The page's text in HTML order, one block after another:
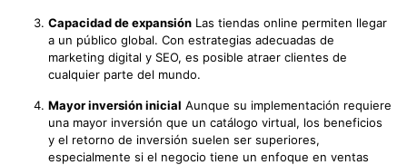
Capacidad de expansión Las tiendas online permiten llegar
a un público global. Con estrategias adecuadas de
marketing digital y SEO, es posible atraer clientes de
cualquier parte del mundo.
Mayor inversión inicial Aunque su implementación requiere
una mayor inversión que un catálogo virtual, los beneficios
y el retorno de inversión suelen ser superiores,
especialmente si el negocio tiene un enfoque en ventas